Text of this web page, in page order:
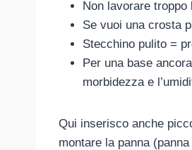
Non lavorare
Se vuoi una crosta
Stecchino pulito =
Per una base
morbidezza e
Qui inserisco anche
montare la panna